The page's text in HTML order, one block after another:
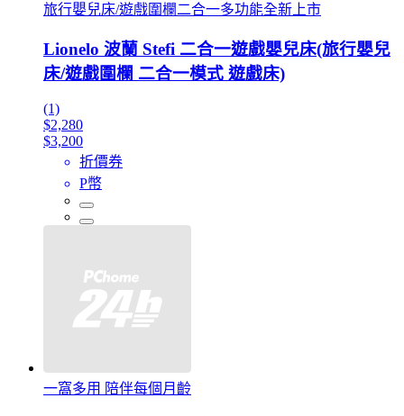
旅行嬰兒床/遊戲圍欄二合一多功能全新上市
Lionelo 波蘭 Stefi 二合一遊戲嬰兒床(旅行嬰兒
床/遊戲圍欄 二合一模式 遊戲床)
(1)
$2,280
$3,200
折價券
P幣
一窩多用 陪伴每個月齡